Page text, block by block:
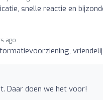
snelle reactie en
ago
Daar doen we het voor!